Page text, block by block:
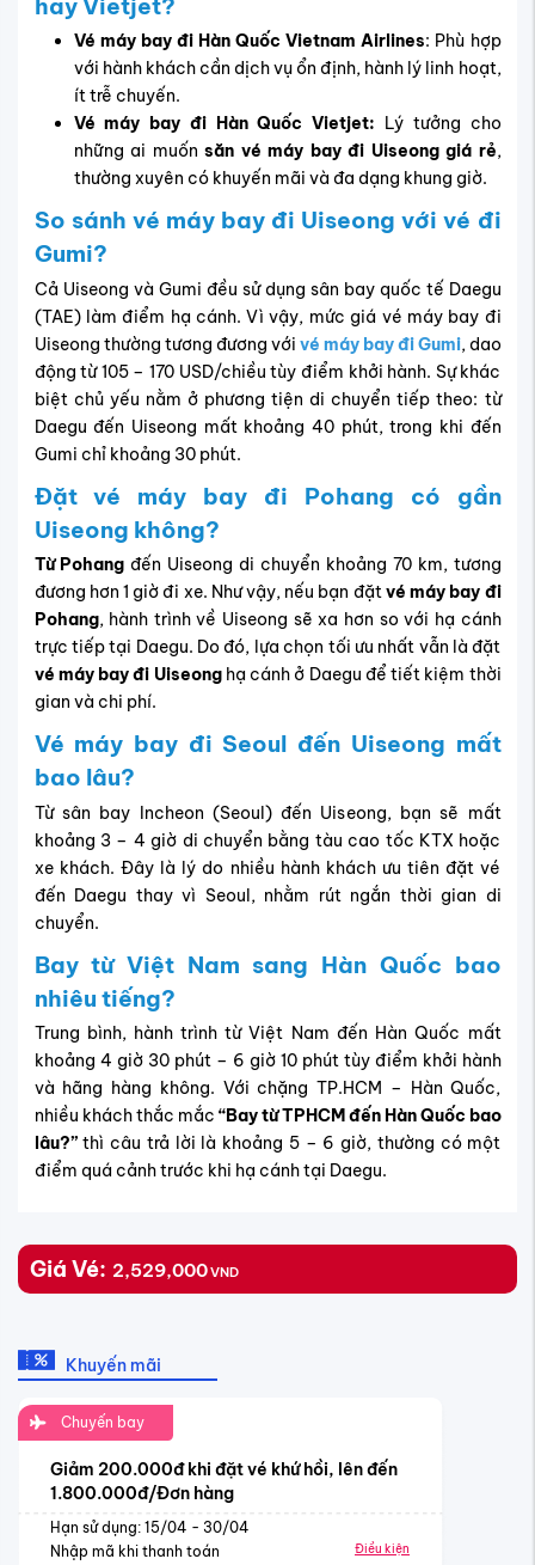
hay Vietjet?
Vé máy bay đi Hàn Quốc Vietnam Airlines: Phù hợp
với hành khách cần dịch vụ ổn định, hành lý linh hoạt,
ít trễ chuyến.
Vé máy bay đi Hàn Quốc Vietjet:
Lý tưởng cho
những ai muốn săn vé máy bay đi Uiseong giá rẻ,
thường xuyên có khuyến mãi và đa dạng khung giờ.
So sánh vé máy bay đi Uiseong với vé đi
Gumi?
Cả Uiseong và Gumi đều sử dụng sân bay quốc tế Daegu
(TAE) làm điểm hạ cánh. Vì vậy, mức giá vé máy bay đi
Uiseong thường tương đương với vé máy bay đi Gumi, dao
động từ 105 – 170 USD/chiều tùy điểm khởi hành. Sự khác
biệt chủ yếu nằm ở phương tiện di chuyển tiếp theo: từ
Daegu đến Uiseong mất khoảng 40 phút, trong khi đến
Gumi chỉ khoảng 30 phút.
Đặt vé máy bay đi Pohang có gần
Uiseong không?
Từ Pohang đến Uiseong di chuyển khoảng 70 km, tương
đương hơn 1 giờ đi xe. Như vậy, nếu bạn đặtvé máy bay đi
Pohang, hành trình về Uiseong sẽ xa hơn so với hạ cánh
trực tiếp tại Daegu. Do đó, lựa chọn tối ưu nhất vẫn là đặt
vé máy bay đi Uiseonghạ cánh ở Daegu để tiết kiệm thời
gian và chi phí.
Vé máy bay đi Seoul đến Uiseong mất
bao lâu?
Từ sân bay Incheon (Seoul) đến Uiseong, bạn sẽ mất
khoảng 3 – 4 giờ di chuyển bằng tàu cao tốc KTX hoặc
xe khách. Đây là lý do nhiều hành khách ưu tiên đặt vé
đến Daegu thay vì Seoul, nhằm rút ngắn thời gian di
chuyển.
Bay từ Việt Nam sang Hàn Quốc bao
nhiêu tiếng?
Trung bình, hành trình từ Việt Nam đến Hàn Quốc mất
khoảng 4 giờ 30 phút – 6 giờ 10 phúttùy điểm khởi hành
và hãng hàng không. Với chặng TP.HCM – Hàn Quốc,
nhiều khách thắc mắc “Bay từ TPHCM đến Hàn Quốc bao
lâu?”thì câu trả lời là khoảng 5 – 6 giờ, thường có một
điểm quá cảnh trước khi hạ cánh tại Daegu.
Giá Vé: 2,529,000VND
Khuyến mãi
Chuyến bay
Giảm 200.000đ khi đặt vé khứ hồi, lên đến
1.800.000đ/Đơn hàng
Hạn sử dụng: 15/04 - 30/04
Nhập mã khi thanh toán
Điều kiện